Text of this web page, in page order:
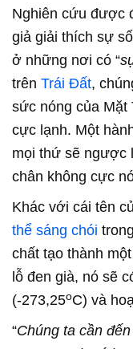
Nghiên cứu được
giả giải thích sự
ở những nơi có “
trên Trái Đất,
sức nóng của Mặt
cực lạnh. Một
mọi thứ sẽ ngược
chân không cực
Khác với cái tên
thể sáng chói
chất tạo thành
lỗ đen già, nó sẽ
(-273,25oC) và
“Chúng ta cần